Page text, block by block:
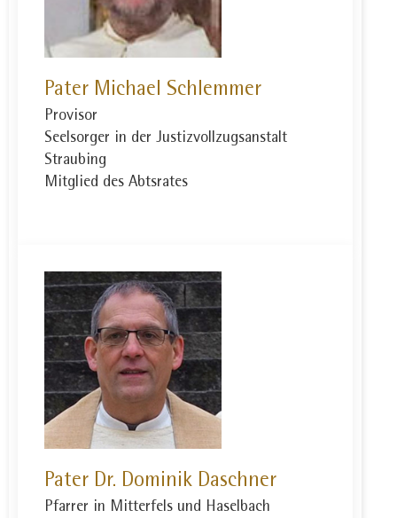
Pater Michael Schlemmer
Provisor
Seelsorger in der Justizvollzugsanstalt
Straubing
Mitglied des Abtsrates
Pater Dr. Dominik Daschner
Pfarrer in Mitterfels und Haselbach